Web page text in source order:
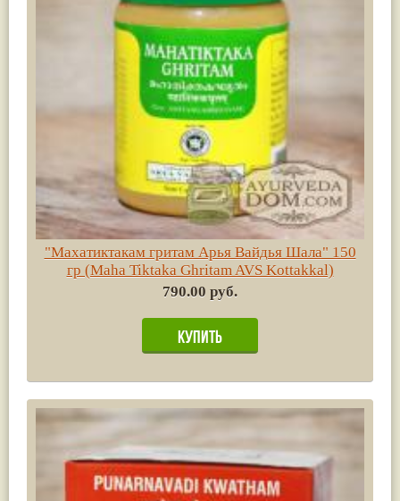
"Махатиктакам гритам Арья Вайдья Шала" 150
гр (Maha Tiktaka Ghritam AVS Kottakkal)
790.00 руб.